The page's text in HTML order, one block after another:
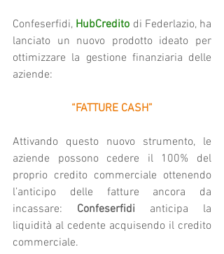
Confeserfidi, HubCredito di Federlazio, ha
lanciato un nuovo prodotto ideato per
ottimizzare la gestione finanziaria delle
aziende:
“FATTURE CASH”
Attivando questo nuovo strumento, le
aziende possono cedere il 100% del
proprio credito commerciale ottenendo
l’anticipo delle fatture ancora da
incassare: Confeserfidi anticipa la
liquidità al cedente acquisendo il credito
commerciale.